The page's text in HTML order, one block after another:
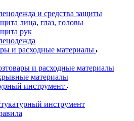
и средства защиты
лица, глаз, головы
рук
и расходные материалы
и расходные материалы
материалы
инструмент
инструмент